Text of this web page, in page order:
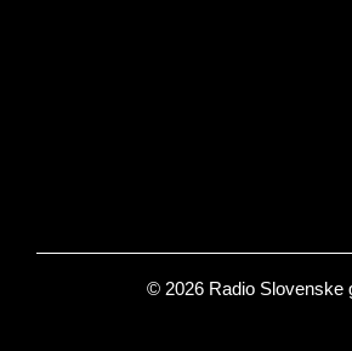
© 2026 Radio Slovenske